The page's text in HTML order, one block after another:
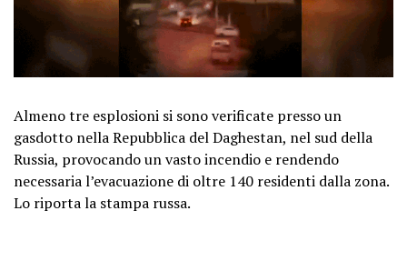
Almeno tre esplosioni si sono verificate presso un
gasdotto nella Repubblica del Daghestan, nel sud della
Russia, provocando un vasto incendio e rendendo
necessaria l’evacuazione di oltre 140 residenti dalla zona.
Lo riporta la stampa russa.